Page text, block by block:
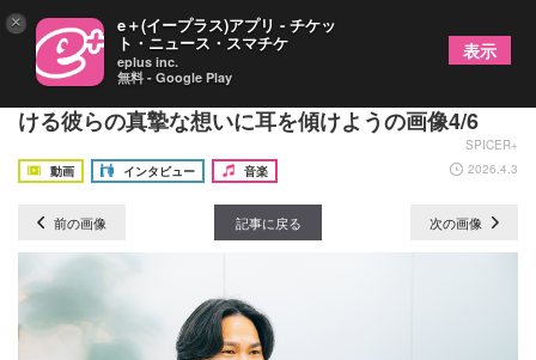
TENSONG、どストレートに”売れたい”と言っての
ける彼らの真摯な想いに耳を傾けようの画像4/6
SPICER+
動画
インタビュー 音楽 2026.4.3
前の画像 記事に戻る 次の画像
× e＋(イープラス)アプリ - チケッ
ト・ニュース・スマチケ
eplus inc.
無料 - Google Play
表示